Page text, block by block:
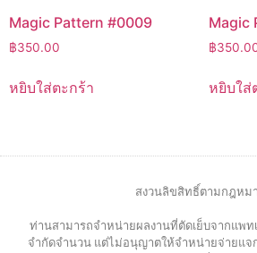
Magic Pattern #0009
฿350.00
หยิบใส่ตะกร้า
Magic
฿
หยิบใส่
สงวนลิขสิทธิ์ตามกฎหม
ท่านสามารถจำหน่ายผลงานที่ตัดเย็บจากแพท
จำกัดจำนวน แต่ไม่อนุญาตให้จำหน่ายจ่ายแจ